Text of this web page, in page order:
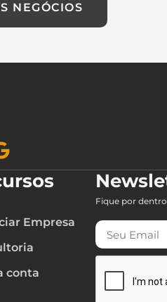
NEGÓCIOS
Empresa
conta
Fique por